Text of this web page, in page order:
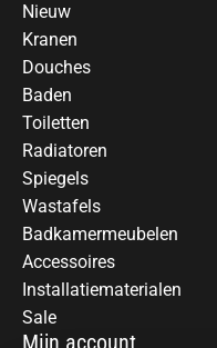
Nieuw
Kranen
Douches
Baden
Toiletten
Radiatoren
Spiegels
Wastafels
Badkamermeubelen
Accessoires
Installatiematerialen
Sale
Mijn account